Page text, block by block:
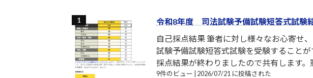
令和8年度 司法試験予備試験短答式試験
自己採点結果 筆者に対し様々なお心寄せ
試験予備試験短答式試験を受験すること
採点結果が終わりましたので共有し
9件のビュー 2026/07/21 に投稿された